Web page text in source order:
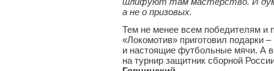
а не о призовых.
Тем не менее всем победителям и
«Локомотив» приготовил
и настоящие футбольные мячи. А
на турнир защитник сборной